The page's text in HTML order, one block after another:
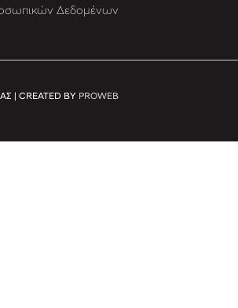
Δεδομένων
| CREATED BY PROWEB